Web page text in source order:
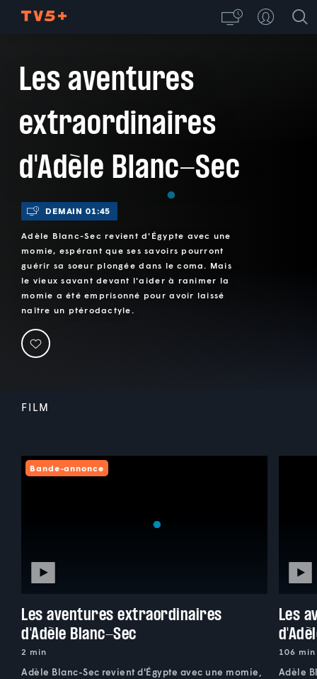
Les aventures
extraordinaires
d'Adèle Blanc-Sec
DEMAIN 01:45
Adèle Blanc-Sec revient d'Égypte avec une
momie, espérant que ses savoirs pourront
guérir sa soeur plongée dans le coma. Mais
le vieux savant devant l'aider à ranimer la
momie a été emprisonné pour avoir laissé
naître un ptérodactyle.
FILM
Bande-annonce
Les aventures extraordinaires
d'Adèle Blanc-Sec
2 min
Adèle Blanc-Sec revient d'Égypte avec une momie,
Les
106 min
Adèle